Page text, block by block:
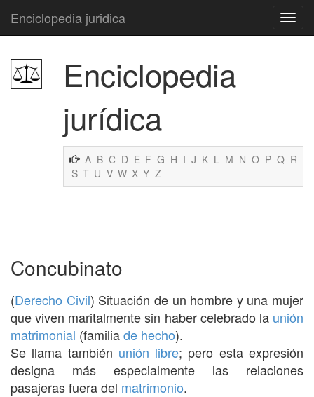
Enciclopedia juridica
Enciclopedia
jurídica
A B C D E F G H I J K L M N O P Q R
S T U V W X Y Z
Concubinato
(Derecho Civil) Situación de un hombre y una mujer
que viven maritalmente sin haber celebrado la unión
matrimonial (familiade hecho).
Se llama también unión libre; pero esta expresión
designa más especialmente las relaciones
pasajeras fuera del matrimonio.